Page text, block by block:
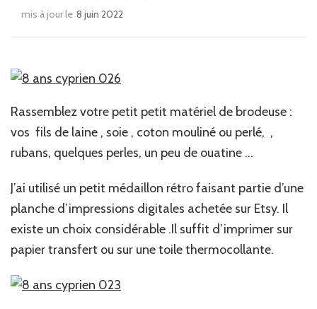
mis à jour le 8 juin 2022
Rassemblez votre petit petit matériel de brodeuse :
vos fils de laine , soie , coton mouliné ou perlé, ,
rubans, quelques perles, un peu de ouatine …
J’ai utilisé un petit médaillon rétro faisant partie d’une
planche d’impressions digitales achetée sur Etsy. Il
existe un choix considérable .Il suffit d’imprimer sur
papier transfert ou sur une toile thermocollante.